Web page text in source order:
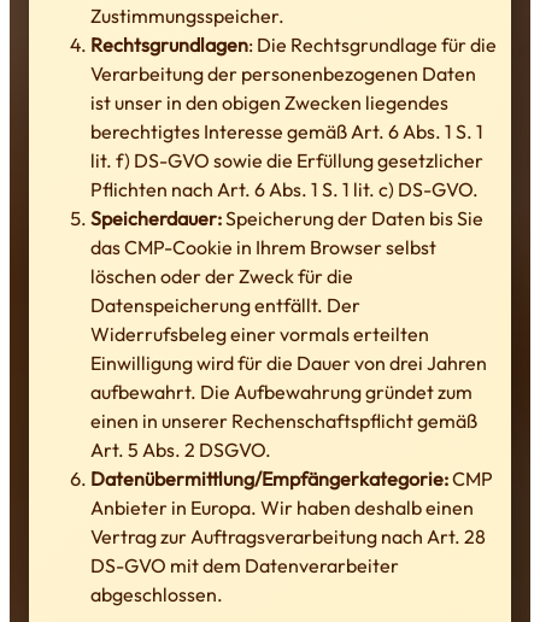
Zustimmungsspeicher.
Rechtsgrundlagen: Die Rechtsgrundlage für die
Verarbeitung der personenbezogenen Daten
ist unser in den obigen Zwecken liegendes
berechtigtes Interesse gemäß Art. 6 Abs. 1 S. 1
lit. f) DS-GVO sowie die Erfüllung gesetzlicher
Pflichten nach Art. 6 Abs. 1 S. 1 lit. c) DS-GVO.
Speicherdauer:Speicherung der Daten bis Sie
das CMP-Cookie in Ihrem Browser selbst
löschen oder der Zweck für die
Datenspeicherung entfällt. Der
Widerrufsbeleg einer vormals erteilten
Einwilligung wird für die Dauer von drei Jahren
aufbewahrt. Die Aufbewahrung gründet zum
einen in unserer Rechenschaftspflicht gemäß
Art. 5 Abs. 2 DSGVO.
Datenübermittlung/Empfängerkategorie:CMP
Anbieter in Europa. Wir haben deshalb einen
Vertrag zur Auftragsverarbeitung nach Art. 28
DS-GVO mit dem Datenverarbeiter
abgeschlossen.